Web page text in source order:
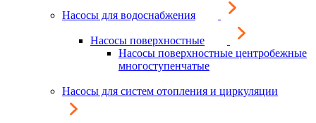
Насосы для водоснабжения
Насосы поверхностные
Насосы поверхностные центробежные
многоступенчатые
Насосы для систем отопления и циркуляции